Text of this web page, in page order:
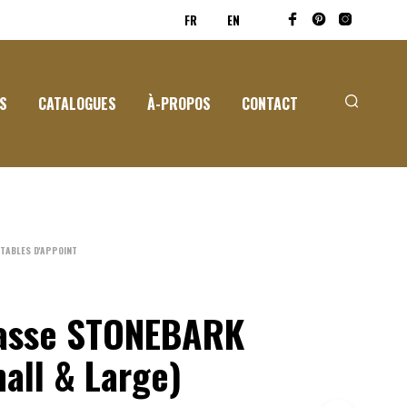
FR EN
CATALOGUES À-PROPOS CONTACT
D'APPOINT
STONEBARK
& Large)